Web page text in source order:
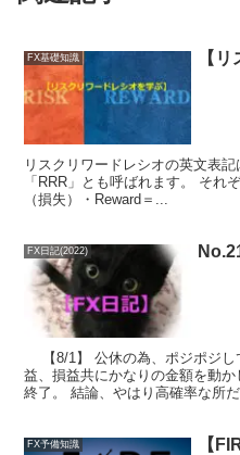
FX基礎知識 【
リスクリワードレシオの英文表
「RRR」とも呼ばれます。 それ
（損失）・Reward＝...
FX日記(2022)
【8/1】 公休の為、ポジポジし
益、損益共にかなりの金額を動
終了。 結論、やはり高確率な所
FX予備知識 【